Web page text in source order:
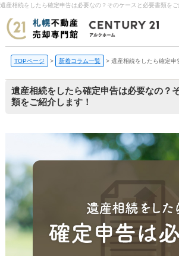
TOPページ > 新着コラム一覧 > 遺産相続をしたら確定申
遺産相続をしたら確定申告は必要なの？
類をご紹介します！